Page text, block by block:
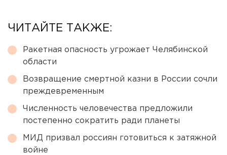
ЧИТАЙТЕ ТАКЖЕ:
Ракетная опасность угрожает Челябинской
области
Возвращение смертной казни в России сочли
преждевременным
Численность человечества предложили
постепенно сократить ради планеты
МИД призвал россиян готовиться к затяжной
войне